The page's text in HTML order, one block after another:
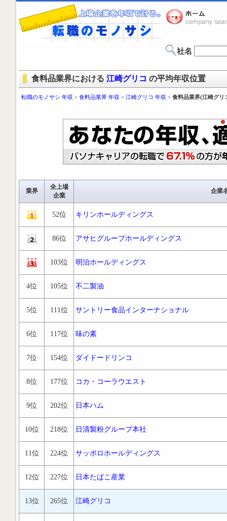
社名
食料品業界における 江崎グリコ の平均年収位置
転職のモノサシ 年収 > 食料品業界 年収 > 江崎グリコ 年収 > 食料品業界(江崎グリ
業界
全上場
企業
企業
52位 キリンホールディングス
86位 アサヒグループホールディングス
103位 明治ホールディングス
4位 105位 不二製油
5位 111位 サントリー食品インターナショナル
6位 117位 味の素
7位 154位 ダイドードリンコ
8位 177位 コカ・コーラウエスト
9位 202位 日本ハム
10位 218位 日清製粉グループ本社
11位 224位 サッポロホールディングス
12位 227位 日本たばこ産業
13位 265位 江崎グリコ